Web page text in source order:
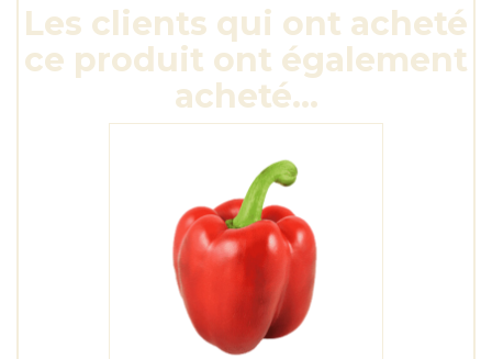
Les clients qui ont acheté
ce produit ont également
acheté...